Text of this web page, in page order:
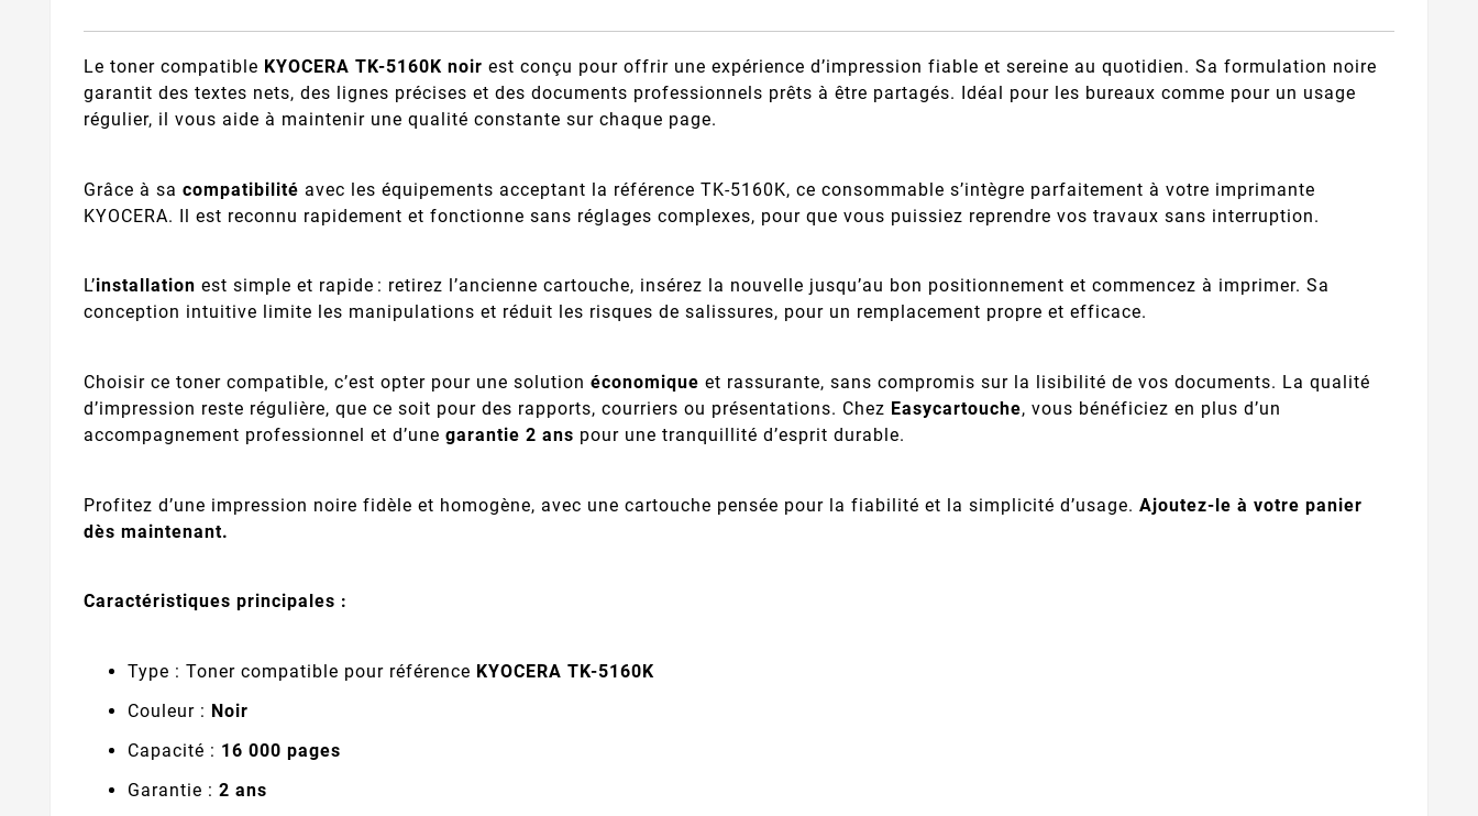
Le toner compatible KYOCERA TK-5160K noir est conçu pour offrir une expérience d’impression fiable et sereine au quotidien. Sa formulation noire
garantit des textes nets, des lignes précises et des documents professionnels prêts à être partagés. Idéal pour les bureaux comme pour un usage
régulier, il vous aide à maintenir une qualité constante sur chaque page.
Grâce à sa compatibilité avec les équipements acceptant la référence TK-5160K, ce consommable s’intègre parfaitement à votre imprimante
KYOCERA. Il est reconnu rapidement et fonctionne sans réglages complexes, pour que vous puissiez reprendre vos travaux sans interruption.
L’installation est simple et rapide : retirez l’ancienne cartouche, insérez la nouvelle jusqu’au bon positionnement et commencez à imprimer. Sa
conception intuitive limite les manipulations et réduit les risques de salissures, pour un remplacement propre et efficace.
Choisir ce toner compatible, c’est opter pour une solution économique et rassurante, sans compromis sur la lisibilité de vos documents. La qualité
d’impression reste régulière, que ce soit pour des rapports, courriers ou présentations. Chez Easycartouche, vous bénéficiez en plus d’un
accompagnement professionnel et d’une garantie 2 ans pour une tranquillité d’esprit durable.
Profitez d’une impression noire fidèle et homogène, avec une cartouche pensée pour la fiabilité et la simplicité d’usage. Ajoutez-le à votre panier
dès maintenant.
Caractéristiques principales :
Type : Toner compatible pour référence KYOCERA TK-5160K
Couleur : Noir
Capacité : 16 000 pages
Garantie : 2 ans